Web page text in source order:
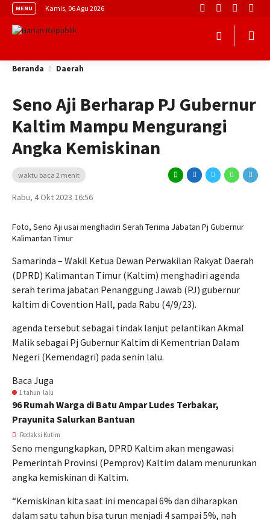
MENU Kamis, 06 Agu 2026
Beranda Daerah
Seno Aji Berharap PJ Gubernur
Kaltim Mampu Mengurangi
Angka Kemiskinan
waktu baca 2 menit
Rabu, 4 Okt 2023 16:56
Foto, Seno Aji usai menghadiri Serah Terima Jabatan Pj Gubernur
Kalimantan Timur
Samarinda – Wakil Ketua Dewan Perwakilan Rakyat Daerah
(DPRD) Kalimantan Timur (Kaltim) menghadiri agenda
serah terima jabatan Penanggung Jawab (PJ) gubernur
kaltim di Covention Hall, pada Rabu (4/9/23).
agenda tersebut sebagai tindak lanjut pelantikan Akmal
Malik sebagai Pj Gubernur Kaltim di Kementrian Dalam
Negeri (Kemendagri) pada senin lalu.
Baca Juga
1 tahun lalu
96 Rumah Warga di Batu Ampar Ludes Terbakar,
Prayunita Salurkan Bantuan
Redaksi Kutim
Seno mengungkapkan, DPRD Kaltim akan mengawasi
Pemerintah Provinsi (Pemprov) Kaltim dalam menurunkan
angka kemiskinan di Kaltim.
“Kemiskinan kita saat ini mencapai 6% dan diharapkan
dalam satu tahun bisa turun menjadi 4 sampai 5%, nah